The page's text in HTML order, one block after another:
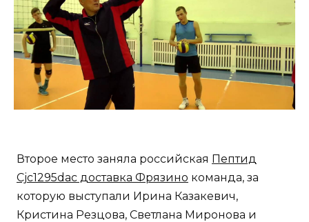
Второе место заняла российская Пептид
Cjc1295dac доставка Фрязино команда, за
которую выступали Ирина Казакевич,
Кристина Резцова, Светлана Миронова и